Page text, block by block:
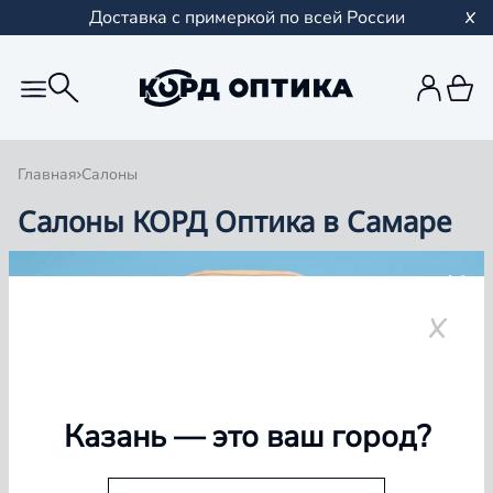
Доставка с примеркой по всей России
Главная Салоны
Салоны КОРД Оптика в Самаре
Группа компаний «Корд Оптика» - это более 100
Казань— это ваш город?